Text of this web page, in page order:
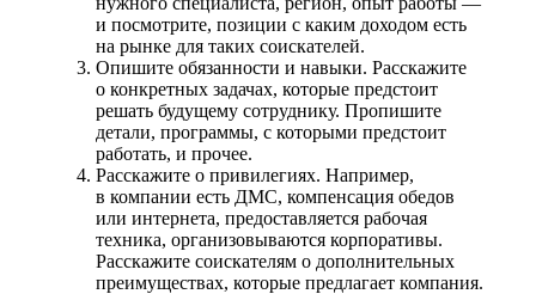
и посмотрите, позиции с каким доходом есть
на рынке для таких соискателей.
Опишите обязанности и навыки. Расскажите
о конкретных задачах, которые предстоит
решать будущему сотруднику. Пропишите
детали, программы, с которыми предстоит
работать, и прочее.
Расскажите о привилегиях. Например,
в компании есть ДМС, компенсация обедов
или интернета, предоставляется рабочая
техника, организовываются корпоративы.
Расскажите соискателям о дополнительных
преимуществах, которые предлагает компания.